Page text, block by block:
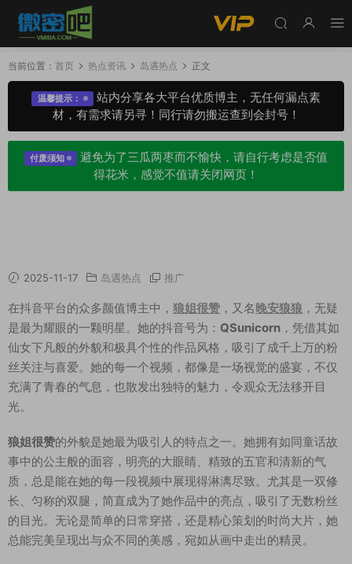
当前位置： 首页 热点资讯 岛遇热点 正文
温馨提示：
站内分享各大平台优质博主，无任何漏点素
材，有需求请另寻！同行请勿搬运查到会封号！
付废须知
避免为了三瓜两枣而不愉快，请自行考虑是否值
得花米，感觉不值请关闭网页！
2025-11-17 岛遇热点 推广
在抖音平台的众多颜值博主中， 狼姐很赞 ，又名晚安狼狼 ，无疑
是最为耀眼的一颗明星。她的抖音号为： QSunicorn ，凭借其如
仙女下凡般的外貌和极具个性的作品风格，吸引了成千上万的粉
丝关注与喜爱。她的每一个视频，都像是一场视觉的盛宴，不仅
充满了青春的气息，也散发出独特的魅力，令观众无法移开目
光。
狼姐很赞的外貌是她最为吸引人的特点之一。她拥有如同童话故
事中的公主般的面容，明亮的大眼睛、精致的五官和清新的气
质，总是能在她的每一段视频中展现得淋漓尽致。尤其是一双修
长、匀称的双腿，简直成为了她作品中的亮点，吸引了无数粉丝
的目光。无论是简单的日常穿搭，还是精心策划的时尚大片，她
总能完美呈现出与众不同的美感，宛如从画中走出的精灵。